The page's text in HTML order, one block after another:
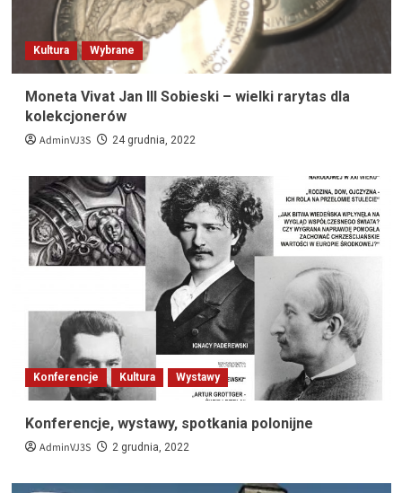
Kultura Wybrane
Moneta Vivat Jan III Sobieski – wielki rarytas dla
kolekcjonerów
AdminVJ3S 24 grudnia, 2022
Konferencje Kultura Wystawy
Konferencje, wystawy, spotkania polonijne
AdminVJ3S 2 grudnia, 2022